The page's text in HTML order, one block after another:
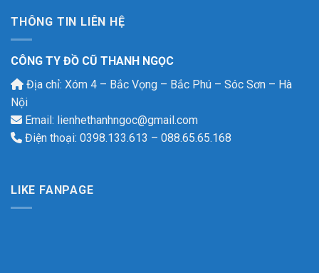
THÔNG TIN LIÊN HỆ
CÔNG TY ĐỒ CŨ THANH NGỌC
Địa chỉ: Xóm 4 – Bắc Vọng – Bắc Phú – Sóc Sơn – Hà
Nội
Email: lienhethanhngoc@gmail.com
Điện thoại: 0398.133.613 – 088.65.65.168
LIKE FANPAGE